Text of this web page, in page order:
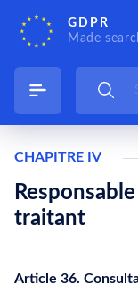
GDPR
Made
CHAPITRE IV
traitant
Article 36.